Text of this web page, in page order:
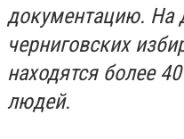
документацию. На
черниговских
находятся более
людей.